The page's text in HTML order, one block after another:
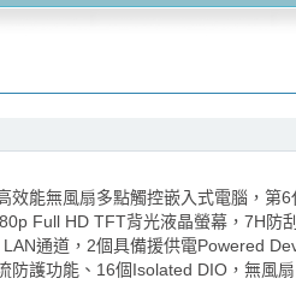
效能無風扇多點觸控嵌入式電腦，
Full HD TFT背光液晶螢幕，7H防
LAN通道，2個具備援供電Powered
防護功能、16個Isolated DIO，無風